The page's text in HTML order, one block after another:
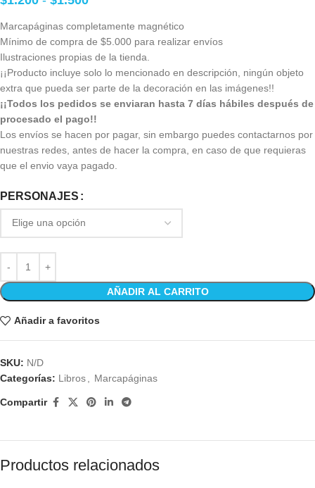
Marcapáginas completamente magnético
Mínimo de compra de $5.000 para realizar envíos
Ilustraciones propias de la tienda.
¡¡Producto incluye solo lo mencionado en descripción, ningún objeto
extra que pueda ser parte de la decoración en las imágenes!!
¡¡Todos los pedidos se enviaran hasta 7 días hábiles después de
procesado el pago!!
Los envíos se hacen por pagar, sin embargo puedes contactarnos por
nuestras redes, antes de hacer la compra, en caso de que requieras
que el envio vaya pagado.
PERSONAJES
AÑADIR AL CARRITO
Añadir a favoritos
SKU: N/D
Categorías: Libros Marcapáginas
Compartir
Productos relacionados